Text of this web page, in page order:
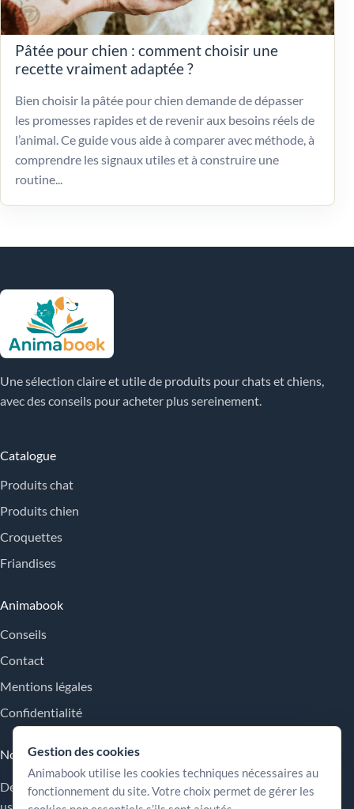
Pâtée pour chien : comment choisir une
recette vraiment adaptée ?
Bien choisir la pâtée pour chien demande de dépasser
les promesses rapides et de revenir aux besoins réels de
l’animal. Ce guide vous aide à comparer avec méthode, à
comprendre les signaux utiles et à construire une
routine...
Une sélection claire et utile de produits pour chats et chiens,
avec des conseils pour acheter plus sereinement.
Catalogue
Produits chat
Produits chien
Croquettes
Friandises
Animabook
Conseils
Contact
Mentions légales
Confidentialité
Nos engagements
Des repères simples pour comparer les offres, comprendre les
usages et choisir plus sereinement.
Gestion des cookies
Animabook utilise les cookies techniques nécessaires au
fonctionnement du site. Votre choix permet de gérer les